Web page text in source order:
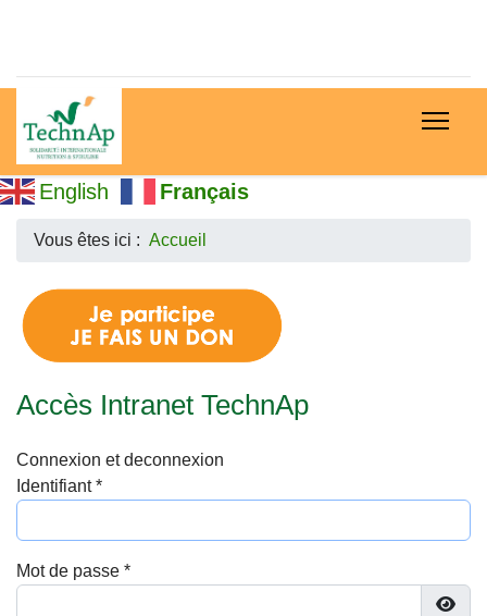
English Français
Vous êtes ici : Accueil
Accès Intranet TechnAp
Connexion et deconnexion
Identifiant*
Mot de passe *